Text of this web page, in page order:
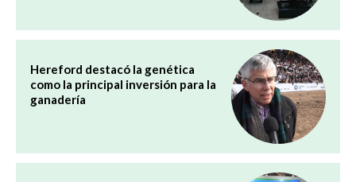
Hereford destacó la genética
como la principal inversión para la
ganadería